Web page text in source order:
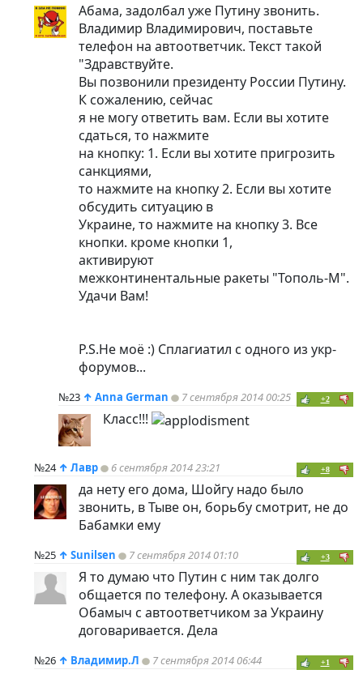
Абама, задолбал уже Путину звонить.
Владимир Владимирович, поставьте
телефон на автоответчик. Текст такой
"Здравствуйте.
Вы позвонили президенту России Путину.
К сожалению, сейчас
я не могу ответить вам. Если вы хотите
сдаться, то нажмите
на кнопку: 1. Если вы хотите пригрозить
санкциями,
то нажмите на кнопку 2. Если вы хотите
обсудить ситуацию в
Украине, то нажмите на кнопку 3. Все
кнопки. кроме кнопки 1,
активируют
межконтинентальные ракеты "Тополь-М".
Удачи Вам!
P.S.Не моё :) Сплагиатил с одного из укр-
форумов...
№23 ↑ Anna German 7 сентября 2014 00:25 +2
Класс!!!
№24 ↑ Лавр 6 сентября 2014 23:21 +8
да нету его дома, Шойгу надо было
звонить, в Тыве он, борьбу смотрит, не до
Бабамки ему
№25 ↑ Sunilsen 7 сентября 2014 01:10 +3
Я то думаю что Путин с ним так долго
общается по телефону. А оказывается
Обамыч с автоответчиком за Украину
договаривается. Дела
№26 ↑ Владимир.Л 7 сентября 2014 06:44 +1